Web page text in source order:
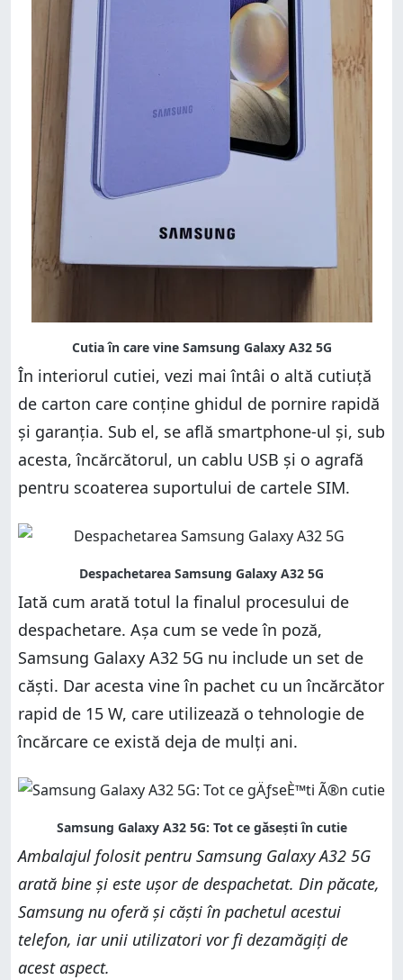
În interiorul cutiei, vezi mai întâi o altă cutiuță
de carton care conține ghidul de pornire rapidă
și garanția. Sub el, se află smartphone-ul și, sub
acesta, încărcătorul, un cablu USB și o agrafă
pentru scoaterea suportului de cartele SIM.
Iată cum arată totul la finalul procesului de
despachetare. Așa cum se vede în poză,
Samsung Galaxy A32 5G nu include un set de
căști. Dar acesta vine în pachet cu un încărcător
rapid de 15 W, care utilizează o tehnologie de
încărcare ce există deja de mulți ani.
Ambalajul folosit pentru Samsung Galaxy A32 5G
arată bine și este ușor de despachetat. Din păcate,
Samsung nu oferă și căști în pachetul acestui
telefon, iar unii utilizatori vor fi dezamăgiți de
acest aspect.